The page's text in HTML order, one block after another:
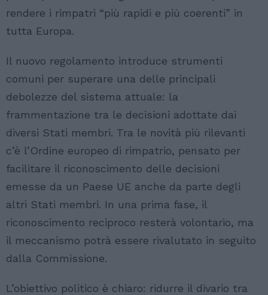
rendere i rimpatri “più rapidi e più coerenti” in
tutta Europa.
Il nuovo regolamento introduce strumenti
comuni per superare una delle principali
debolezze del sistema attuale: la
frammentazione tra le decisioni adottate dai
diversi Stati membri. Tra le novità più rilevanti
c’è l’Ordine europeo di rimpatrio, pensato per
facilitare il riconoscimento delle decisioni
emesse da un Paese UE anche da parte degli
altri Stati membri. In una prima fase, il
riconoscimento reciproco resterà volontario, ma
il meccanismo potrà essere rivalutato in seguito
dalla Commissione.
L’obiettivo politico è chiaro: ridurre il divario tra